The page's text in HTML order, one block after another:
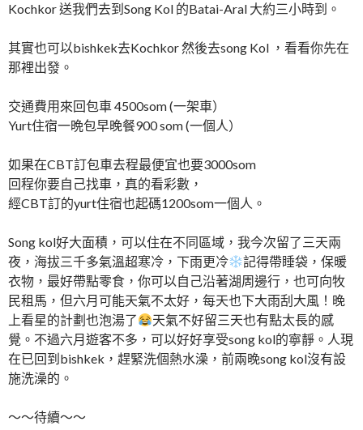
Kochkor 送我們去到Song Kol 的Batai-Aral 大約三小時到。
其實也可以bishkek去Kochkor 然後去song Kol ，看看你先在
那裡出發。
交通費用來回包車 4500som (一架車）
Yurt住宿一晩包早晚餐900 som (一個人）
如果在CBT訂包車去程最便宜也要3000som
回程你要自己找車，真的看彩數，
經CBT訂的yurt住宿也起碼1200som一個人。
Song kol好大面積，可以住在不同區域，我今次留了三天兩
夜，海拔三千多氣溫超寒冷，下雨更冷
記得帶睡袋，保暖
衣物，最好帶點零食，你可以自己沿著湖周邊行，也可向牧
民租馬，但六月可能天氣不太好，每天也下大雨刮大風！晚
上看星的計劃也泡湯了
天氣不好留三天也有點太長的感
覺。不過六月遊客不多，可以好好享受song kol的寧靜。人現
在已回到bishkek，趕緊洗個熱水澡，前兩晚song kol沒有設
施洗澡的。
～～待續～～